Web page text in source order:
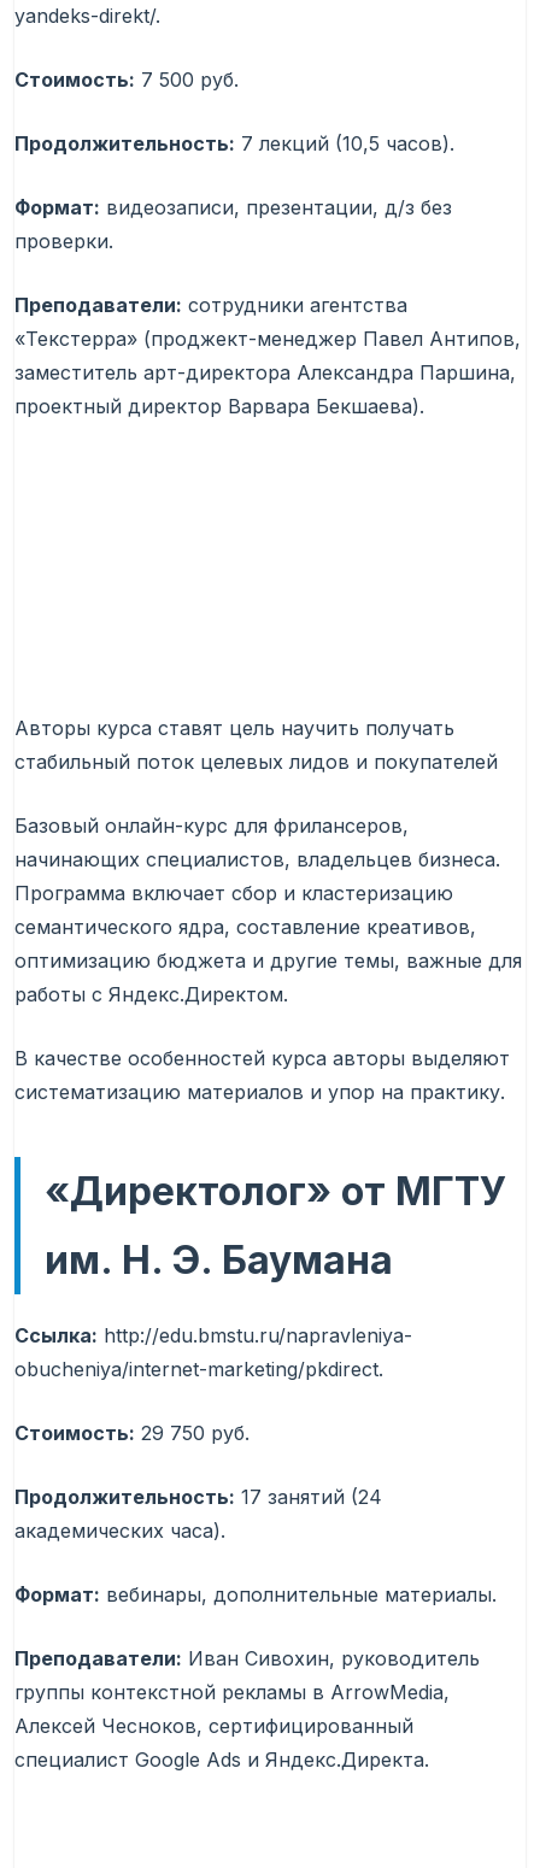
yandeks-direkt/.
Стоимость: 7 500 руб.
Продолжительность: 7 лекций (10,5 часов).
Формат: видеозаписи, презентации, д/з без
проверки.
Преподаватели: сотрудники агентства
«Текстерра» (проджект-менеджер Павел Антипов,
заместитель арт-директора Александра Паршина,
проектный директор Варвара Бекшаева).
Авторы курса ставят цель научить получать
стабильный поток целевых лидов и покупателей
Базовый онлайн-курс для фрилансеров,
начинающих специалистов, владельцев бизнеса.
Программа включает сбор и кластеризацию
семантического ядра, составление креативов,
оптимизацию бюджета и другие темы, важные для
работы с Яндекс.Директом.
В качестве особенностей курса авторы выделяют
систематизацию материалов и упор на практику.
«Директолог» от МГТУ
им. Н. Э. Баумана
Ссылка: http://edu.bmstu.ru/napravleniya-
obucheniya/internet-marketing/pkdirect.
Стоимость: 29 750 руб.
Продолжительность: 17 занятий (24
академических часа).
Формат: вебинары, дополнительные материалы.
Преподаватели: Иван Сивохин, руководитель
группы контекстной рекламы в ArrowMedia,
Алексей Чесноков, сертифицированный
специалист Google Ads и Яндекс.Директа.